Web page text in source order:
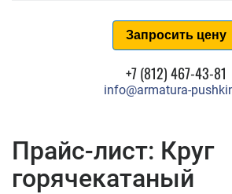
Запросить цену
+7 (812) 467-43-81
info@armatura-
Прайс-лист: Круг
горячекатаный